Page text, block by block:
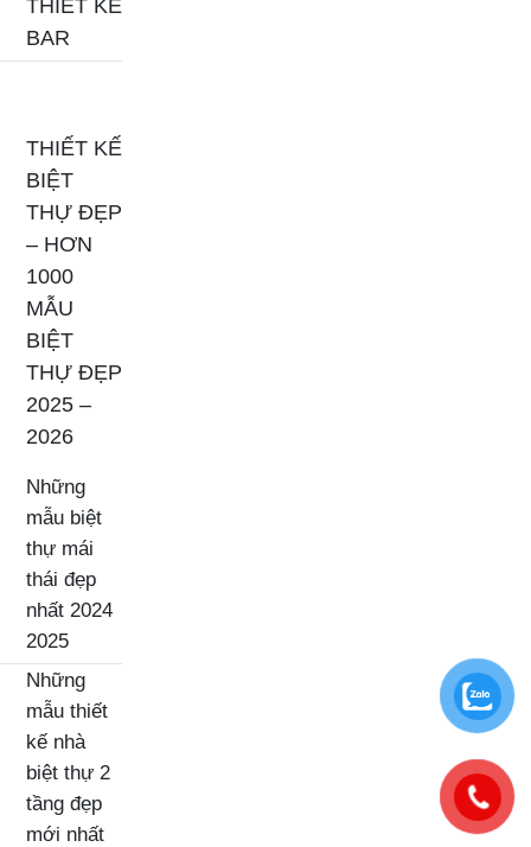
THIẾT KẾ
BAR
THIẾT KẾ
BIỆT
THỰ ĐẸP
– HƠN
1000
MẪU
BIỆT
THỰ ĐẸP
2025 –
2026
Những
mẫu biệt
thự mái
thái đẹp
nhất 2024
2025
Những
mẫu thiết
kế nhà
biệt thự 2
tầng đẹp
mới nhất